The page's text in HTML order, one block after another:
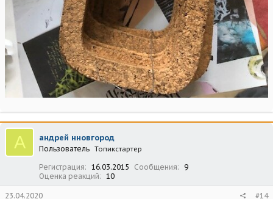
А андрей нновгород
Пользователь Топикстартер
Регистрация 16.03.2015 Сообщения
9
Оценка реакций
10
23.04.2020 #14